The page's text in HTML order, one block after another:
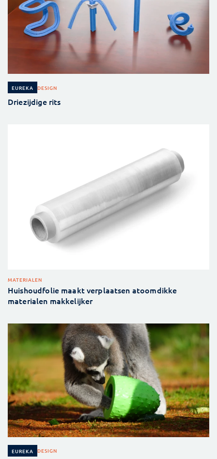
EUREKA DESIGN
Driezijdige rits
MATERIALEN
Huishoudfolie maakt verplaatsen atoomdikke
materialen makkelijker
EUREKA DESIGN